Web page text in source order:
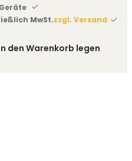
MwSt.zzgl. Versand
den Warenkorb legen